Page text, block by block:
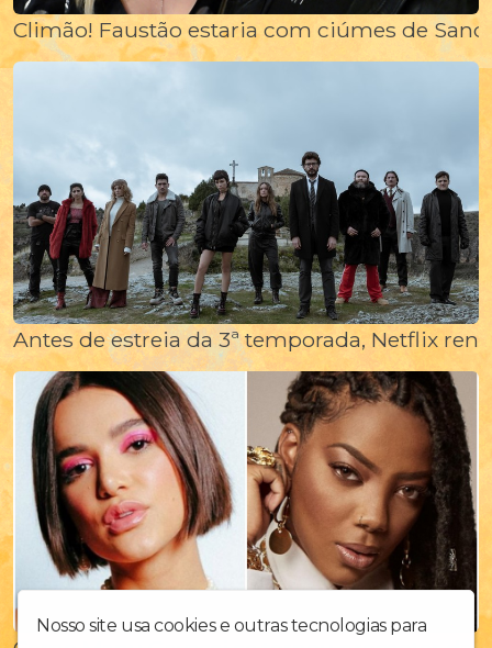
Climão! Faustão estaria com ciúmes de
Antes de estreia da 3ª temporada, Netflix
Nosso site usa cookies e outras tecnologias para